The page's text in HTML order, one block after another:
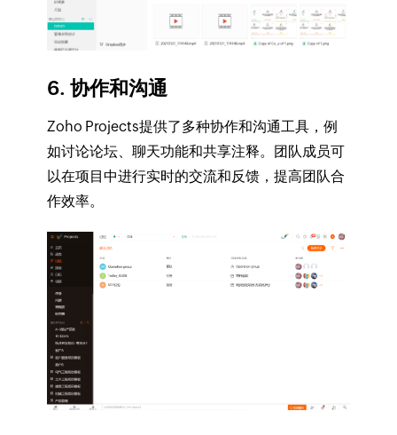
6. 协作和沟通
Zoho Projects提供了多种协作和沟通工具，例
如讨论论坛、聊天功能和共享注释。团队成员可
以在项目中进行实时的交流和反馈，提高团队合
作效率。